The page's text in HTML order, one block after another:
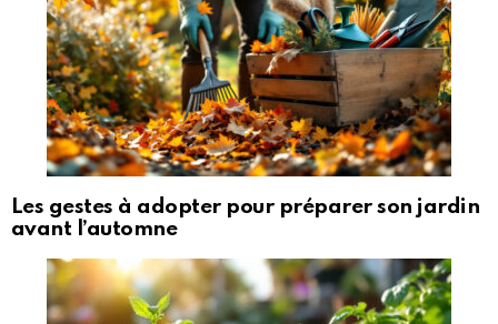
Les gestes à adopter pour préparer son jardin
avant l’automne